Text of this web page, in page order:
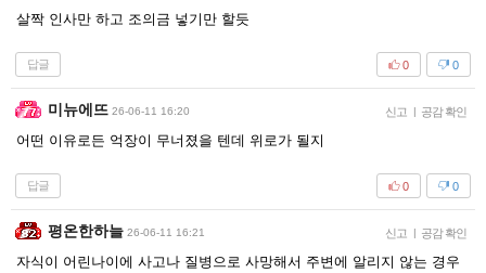
살짝 인사만 하고 조의금 넣기만 할듯
답글 0
0
미뉴에뜨 26-06-11 16:20 신고 공감 확인
어떤 이유로든 억장이 무너졌을 텐데 위로가 될지
답글 0
0
평온한하늘 26-06-11 16:21 신고 공감 확인
자식이 어린나이에 사고나 질병으로 사망해서 주변에 알리지 않는 경우